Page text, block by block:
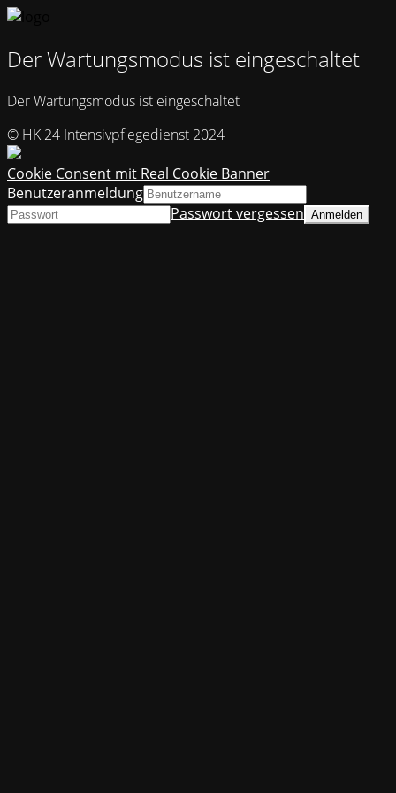
Der Wartungsmodus ist eingeschaltet
Der Wartungsmodus ist eingeschaltet
© HK 24 Intensivpflegedienst 2024
Cookie Consent mit Real Cookie Banner
Benutzeranmeldung
Passwort vergessen